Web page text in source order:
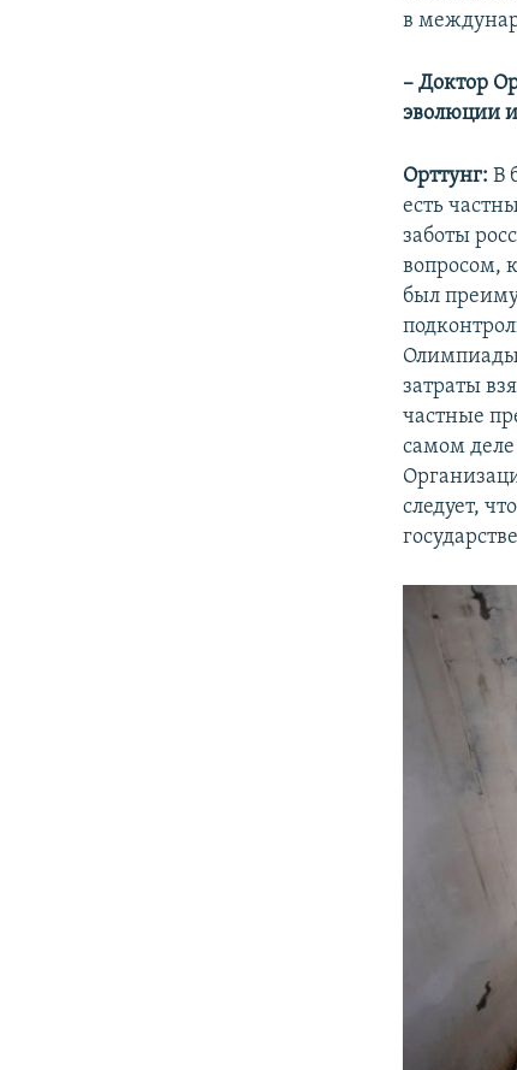
в
– Доктор
эволюции
Орттунг: В
есть
заботы
вопросом,
был
Олимпиады
затраты
частные
самом
следует,